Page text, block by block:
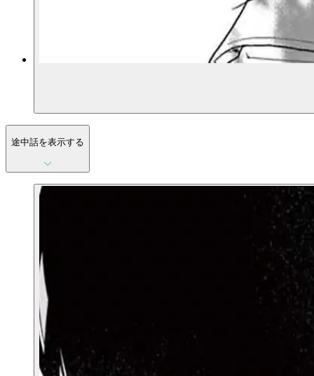
途中話を表示する